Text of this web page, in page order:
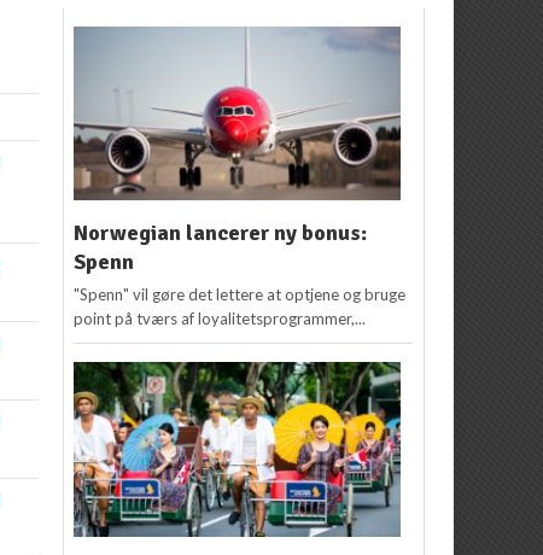
Norwegian lancerer ny bonus:
Spenn
"Spenn" vil gøre det lettere at optjene og bruge
point på tværs af loyalitetsprogrammer,...